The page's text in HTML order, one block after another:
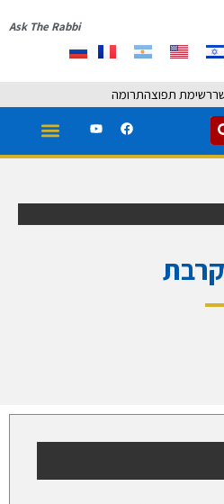
Ask The Rabbi
רשימת תפוצהתרומה